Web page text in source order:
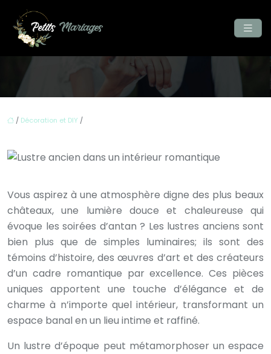
/ Décoration et DIY /
Vous aspirez à une atmosphère digne des plus beaux
châteaux, une lumière douce et chaleureuse qui
évoque les soirées d’antan ? Les lustres anciens sont
bien plus que de simples luminaires; ils sont des
témoins d’histoire, des œuvres d’art et des créateurs
d’un cadre romantique par excellence. Ces pièces
uniques apportent une touche d’élégance et de
charme à n’importe quel intérieur, transformant un
espace banal en un lieu intime et raffiné.
Un lustre d’époque peut métamorphoser un espace